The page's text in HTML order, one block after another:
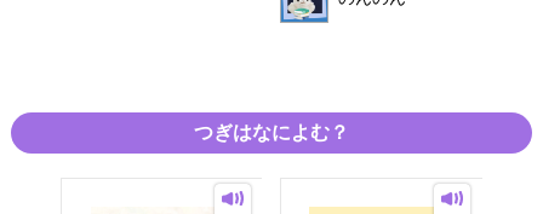
つぎはなによむ？